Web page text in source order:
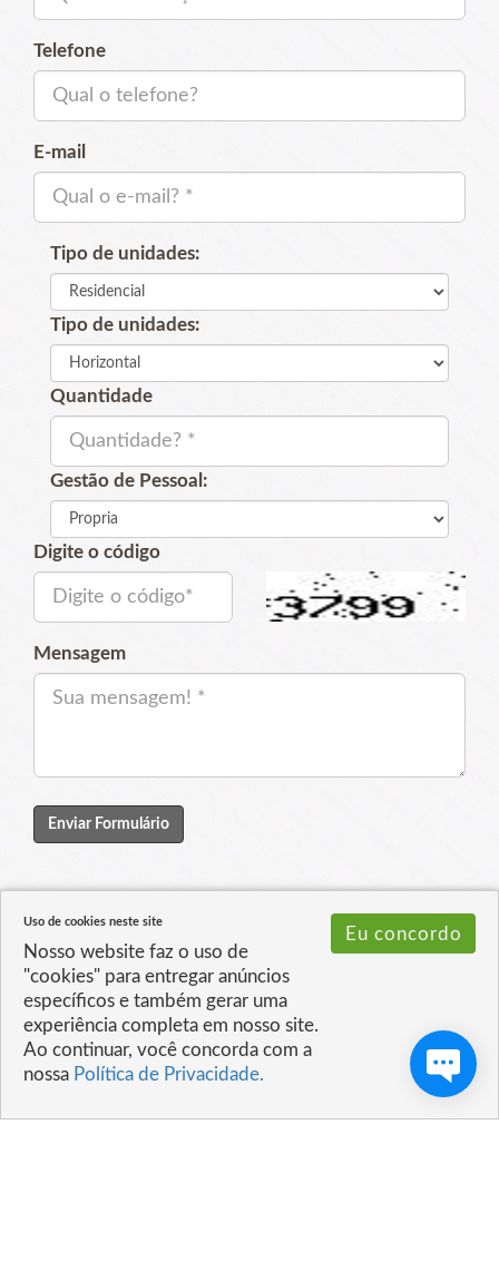
Telefone
E-mail
Tipo de unidades:
Tipo de unidades:
Quantidade
Gestão de Pessoal:
Digite o código
Mensagem
Enviar Formulário
Uso de cookies neste site
Nosso website faz o uso de
"cookies" para entregar anúncios
específicos e também gerar uma
experiência completa em nosso site.
Ao continuar, você concorda com a
nossa Política de Privacidade.
Eu concordo